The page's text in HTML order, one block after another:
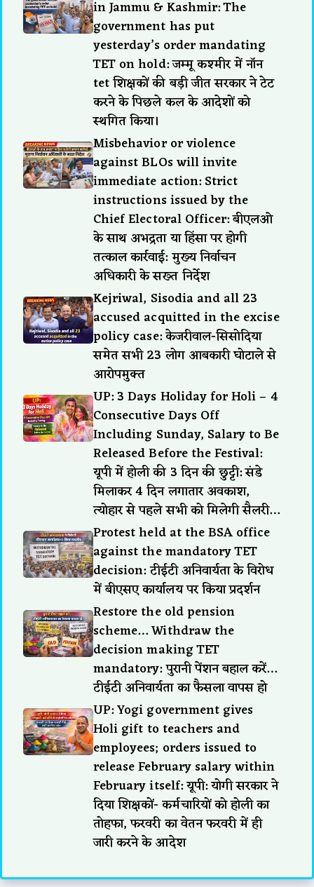
in Jammu & Kashmir: The
government has put
yesterday’s order mandating
TET on hold: जम्मू कश्मीर में नॉन
tet शिक्षकों की बड़ी जीत सरकार ने टेट
करने के पिछले कल के आदेशों को
स्थगित किया।
Misbehavior or violence
against BLOs will invite
immediate action: Strict
instructions issued by the
Chief Electoral Officer: बीएलओ
के साथ अभद्रता या हिंसा पर होगी
तत्काल कार्रवाई: मुख्य निर्वाचन
अधिकारी के सख्त निर्देश
Kejriwal, Sisodia and all 23
accused acquitted in the excise
policy case: केजरीवाल-सिसोदिया
समेत सभी 23 लोग आबकारी घोटाले से
आरोपमुक्त
UP: 3 Days Holiday for Holi – 4
Consecutive Days Off
Including Sunday, Salary to Be
Released Before the Festival:
यूपी में होली की 3 दिन की छुट्टी: संडे
मिलाकर 4 दिन लगातार अवकाश,
त्योहार से पहले सभी को मिलेगी सैलरी…
Protest held at the BSA office
against the mandatory TET
decision: टीईटी अनिवार्यता के विरोध
में बीएसए कार्यालय पर किया प्रदर्शन
Restore the old pension
scheme… Withdraw the
decision making TET
mandatory: पुरानी पेंशन बहाल करें…
टीईटी अनिवार्यता का फैसला वापस हो
UP: Yogi government gives
Holi gift to teachers and
employees; orders issued to
release February salary within
February itself: यूपी: योगी सरकार ने
दिया शिक्षकों- कर्मचारियों को होली का
तोहफा, फरवरी का वेतन फरवरी में ही
जारी करने के आदेश